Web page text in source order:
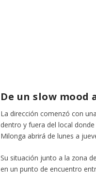
De un slow
La dirección comenzó con
dentro y fuera del local
Milonga abrirá de lunes a
Su situación junto a la zona
en un punto de encuentro